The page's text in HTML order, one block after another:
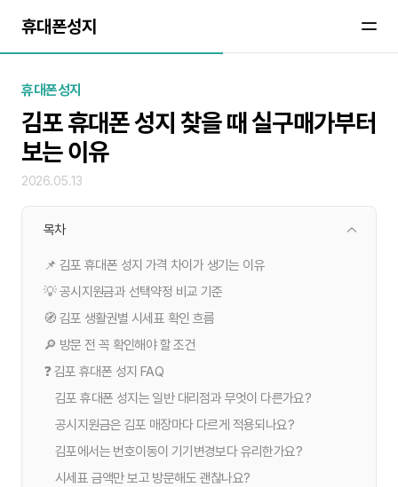
휴대폰성지
휴대폰성지
김포 휴대폰 성지 찾을 때 실구매가부터
보는 이유
2026.05.13
목차
📌 김포 휴대폰 성지 가격 차이가 생기는 이유
💡 공시지원금과 선택약정 비교 기준
🧭 김포 생활권별 시세표 확인 흐름
🔎 방문 전 꼭 확인해야 할 조건
❓ 김포 휴대폰 성지 FAQ
김포 휴대폰 성지는 일반 대리점과 무엇이 다른가요?
공시지원금은 김포 매장마다 다르게 적용되나요?
김포에서는 번호이동이 기기변경보다 유리한가요?
시세표 금액만 보고 방문해도 괜찮나요?